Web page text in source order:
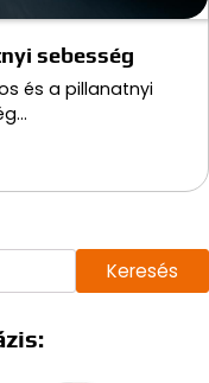
sebesség
és a pillanatnyi
Keresés